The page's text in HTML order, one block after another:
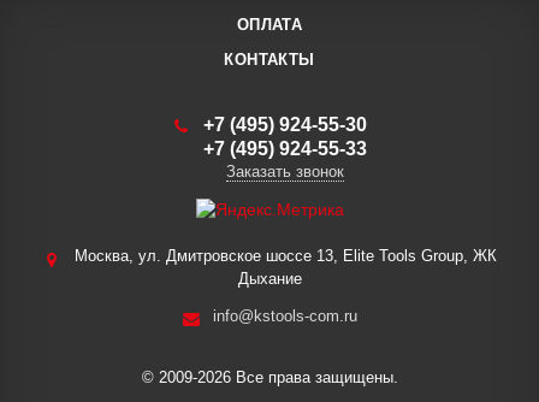
ОПЛАТА
КОНТАКТЫ
+7 (495) 924-55-30
+7 (495) 924-55-33
Заказать звонок
Москва, ул. Дмитровское шоссе 13, Elite Tools Group, ЖК
Дыхание
info@kstools-com.ru
© 2009-2026 Все права защищены.